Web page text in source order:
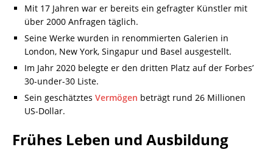
Mit 17 Jahren war er bereits ein gefragter Künstler mit
über 2000 Anfragen täglich.
Seine Werke wurden in renommierten Galerien in
London, New York, Singapur und Basel ausgestellt.
Im Jahr 2020 belegte er den dritten Platz auf der Forbes’
30-under-30 Liste.
Sein geschätztes Vermögen beträgt rund 26 Millionen
US-Dollar.
Frühes Leben und Ausbildung